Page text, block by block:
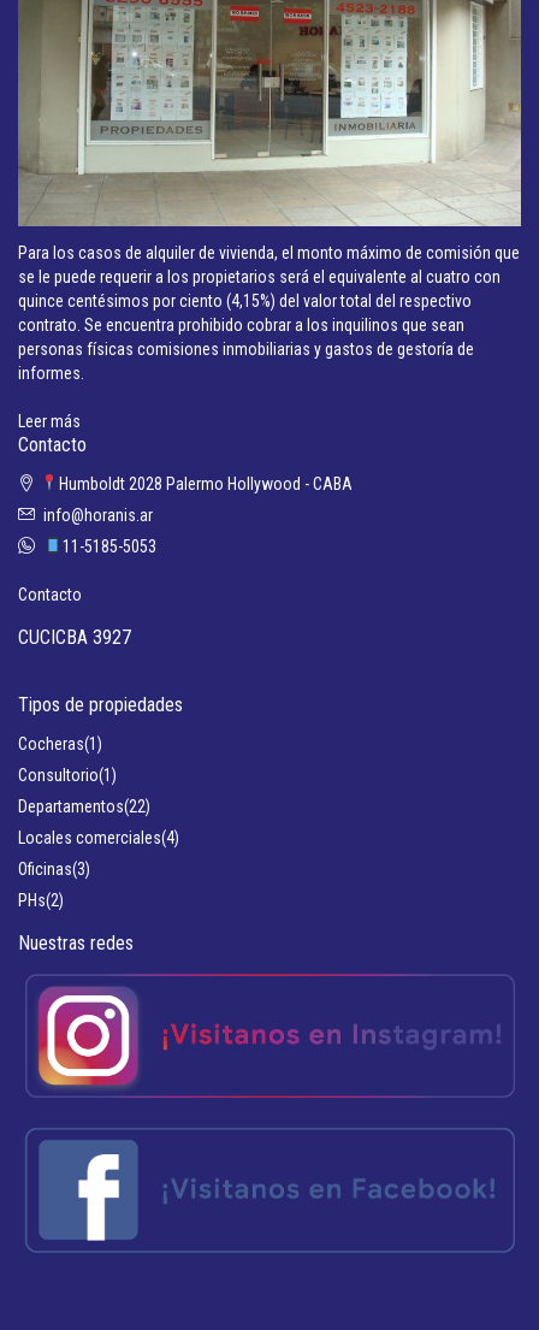
Para los casos de alquiler de vivienda, el monto máximo de comisión que
se le puede requerir a los propietarios será el equivalente al cuatro con
quince centésimos por ciento (4,15%) del valor total del respectivo
contrato. Se encuentra prohibido cobrar a los inquilinos que sean
personas físicas comisiones inmobiliarias y gastos de gestoría de
informes.
Leer más
Contacto
Humboldt 2028 Palermo Hollywood - CABA
info@horanis.ar
11-5185-5053
Contacto
CUCICBA 3927
Tipos de propiedades
Cocheras(1)
Consultorio(1)
Departamentos(22)
Locales comerciales(4)
Oficinas(3)
PHs(2)
Nuestras redes